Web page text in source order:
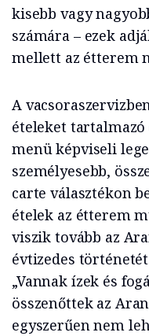
kisebb vagy
számára – ezek
mellett az étterem
A
ételeket
menü képviseli
személyesebb,
carte választékon
ételek az étterem
viszik tovább az
évtizedes
„Vannak ízek és
összenőttek az
egyszerűen nem